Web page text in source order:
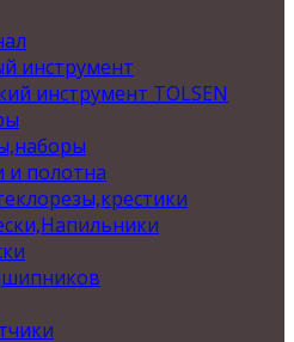
инструмент
инструмент TOLSEN
полотна